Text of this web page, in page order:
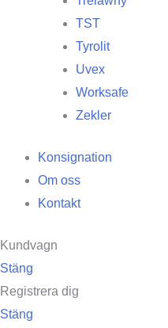
TST
Tyrolit
Uvex
Worksafe
Zekler
Konsignation
Om oss
Kontakt
Kundvagn
Stäng
Registrera dig
Stäng